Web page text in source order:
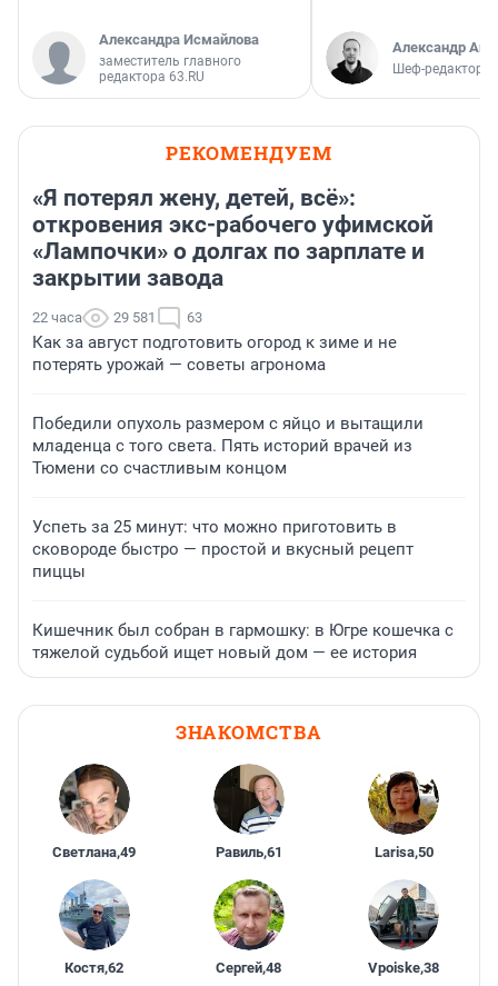
Александра Исмайлова
заместитель главного
редактора 63.RU
Александр
Шеф-редактор
РЕКОМЕНДУЕМ
«Я потерял жену, детей, всё»:
откровения экс-рабочего уфимской
«Лампочки» о долгах по зарплате и
закрытии завода
22 часа 29 581 63
Как за август подготовить огород к зиме и не
потерять урожай — советы агронома
Победили опухоль размером с яйцо и вытащили
младенца с того света. Пять историй врачей из
Тюмени со счастливым концом
Успеть за 25 минут: что можно приготовить в
сковороде быстро — простой и вкусный рецепт
пиццы
Кишечник был собран в гармошку: в Югре кошечка с
тяжелой судьбой ищет новый дом — ее история
ЗНАКОМСТВА
Светлана,49 Равиль,61 Larisa,50
Костя,62 Сергей,48 Vpoiske,38